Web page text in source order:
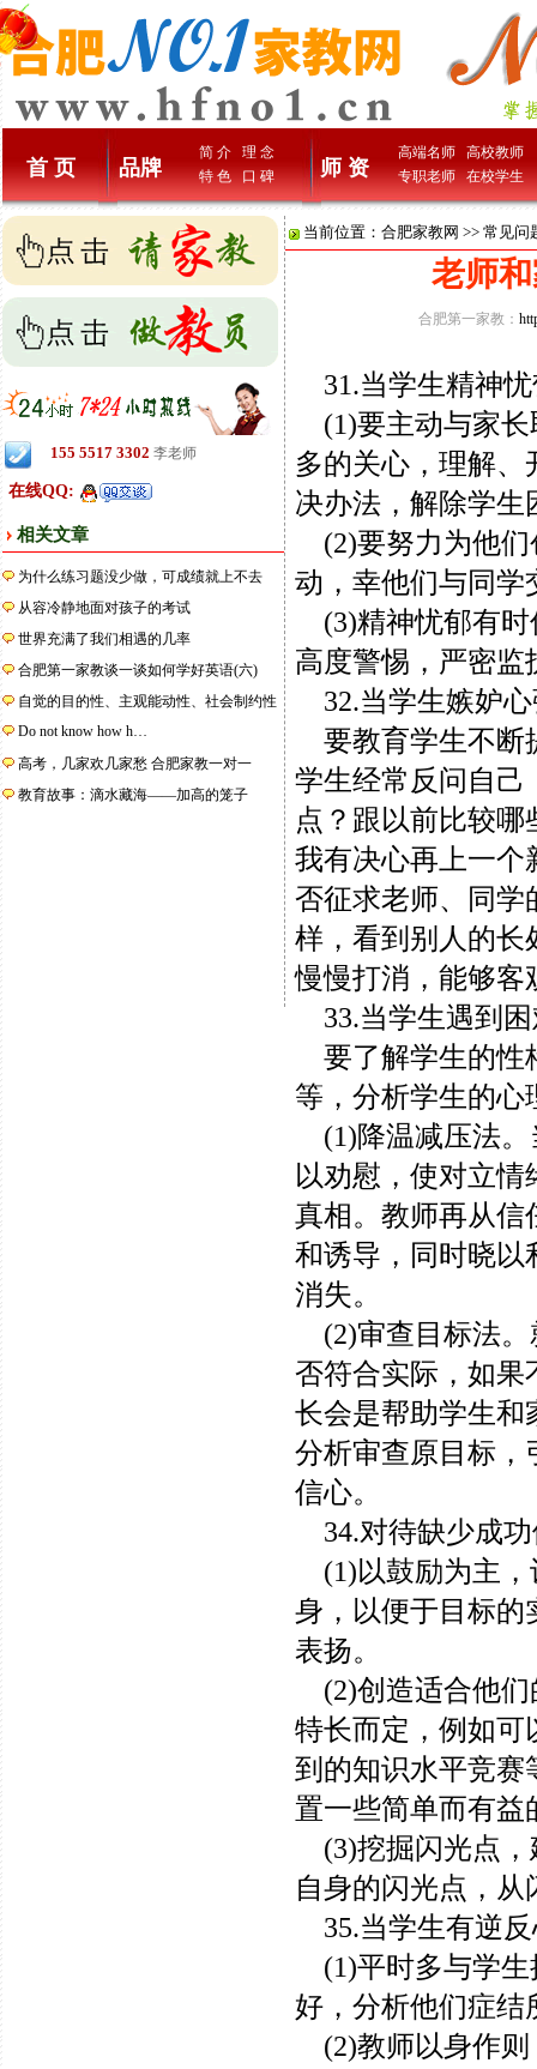
首 页 品牌
简 介
理 念
特 色
口 碑 师 资
高端名师
高校教师
专职老师
在校学生
155 5517 3302 李老师
在线QQ:
相关文章
为什么练习题没少做，可成绩就上不去
从容冷静地面对孩子的考试
世界充满了我们相遇的几率
合肥第一家教谈一谈如何学好英语(六)
自觉的目的性、主观能动性、社会制约性
Do not know how h…
高考，几家欢几家愁 合肥家教一对一
教育故事：滴水藏海——加高的笼子
当前位置： 合肥家教网 >> 常见问
老师
合肥第一家教：
31.当学生精神
(1)要主动与家长
多的关心，理解
决办法，解除学生
(2)要努力为他们
动，幸他们与同学
(3)精神忧郁有时
高度警惕，严密监
32.当学生嫉妒
要教育学生不断
学生经常反问自己
点？跟以前比较
我有决心再上一个
否征求老师、同学
样，看到别人的长
慢慢打消，能够客
33.当学生遇到困
要了解学生的性
等，分析学生的心
(1)降温减压法。
以劝慰，使对立
真相。教师再从信
和诱导，同时晓以
消失。
(2)审查目标法。
否符合实际，如果
长会是帮助学生和
分析审查原目标，
信心。
34.对待缺少成
(1)以鼓励为主，
身，以便于目标的
表扬。
(2)创造适合他们
特长而定，例如可
到的知识水平竞赛
置一些简单而有益
(3)挖掘闪光点，
自身的闪光点，从
35.当学生有逆
(1)平时多与学生
好，分析他们症结
(2)教师以身作则